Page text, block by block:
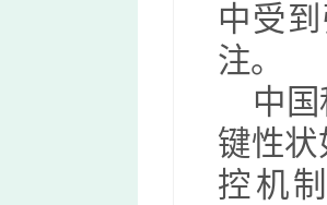
中受
注。
中
键性
控机